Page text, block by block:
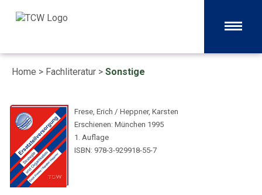
Home > Fachliteratur > Sonstige
Frese, Erich / Heppner, Karsten
Erschienen: München 1995
1. Auflage
ISBN: 978-3-929918-55-7